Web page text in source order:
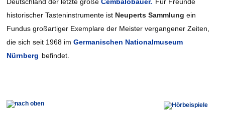
Deutschland der letzte großeCembalobauer. Für Freunde
historischer Tasteninstrumente ist Neuperts Sammlung ein
Fundus großartiger Exemplare der Meister vergangener Zeiten,
die sich seit 1968 imGermanischen Nationalmuseum
Nürnberg befindet.